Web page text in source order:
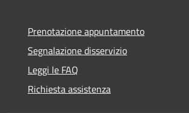
Prenotazione appuntamento
Segnalazione disservizio
Leggi le FAQ
Richiesta assistenza